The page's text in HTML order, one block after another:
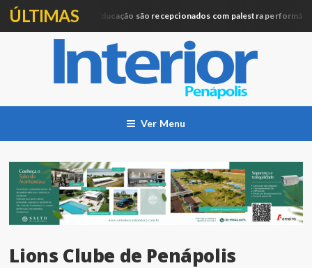
ÚLTIMAS
Profissionais da Educação são recepcionados com palestra performática
Ver Menu
Lions Clube de Penápolis